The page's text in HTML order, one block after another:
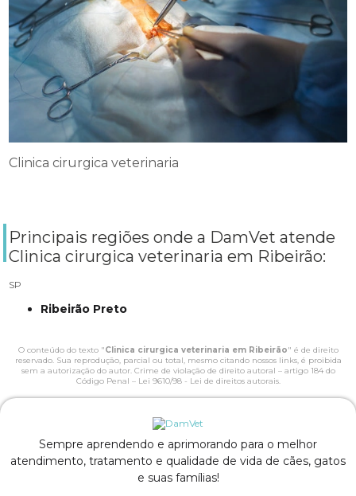
Clinica cirurgica veterinaria
Principais regiões onde a DamVet atende
Clinica cirurgica veterinaria em Ribeirão:
SP
Ribeirão Preto
O conteúdo do texto "Clinica cirurgica veterinaria em Ribeirão" é de direito
reservado. Sua reprodução, parcial ou total, mesmo citando nossos links, é proibida
sem a autorização do autor. Crime de violação de direito autoral – artigo 184 do
Código Penal – Lei 9610/98 - Lei de direitos autorais.
Sempre aprendendo e aprimorando para o melhor
atendimento, tratamento e qualidade de vida de cães, gatos
e suas famílias!